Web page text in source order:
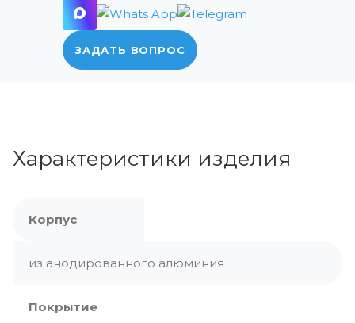
ЗАДАТЬ ВОПРОС
Характеристики изделия
Корпус
из анодированного алюминия
Покрытие